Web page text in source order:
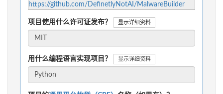
https://github.com/DefinetlyNotAI/MalwareBuilder
项目使用什么许可证发布？ 显示详细资料
用什么编程语言实现项目？ 显示详细资料